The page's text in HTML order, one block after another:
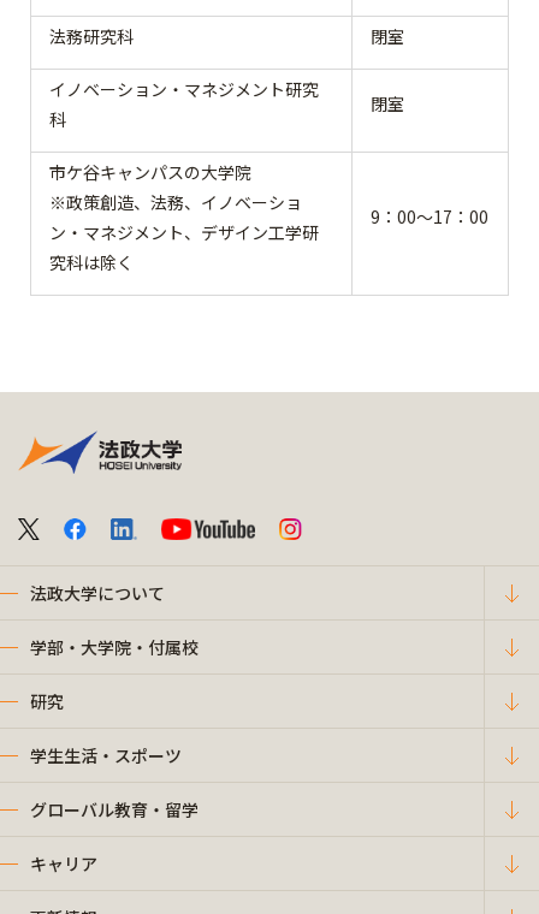
法務研究科 閉室
イノベーション・マネジメント研究
科
閉室
市ケ谷キャンパスの大学院
※政策創造、法務、イノベーショ
ン・マネジメント、デザイン工学研
究科は除く
9：00～17：00
法政大学について
学部・大学院・付属校
研究
学生生活・スポーツ
グローバル教育・留学
キャリア